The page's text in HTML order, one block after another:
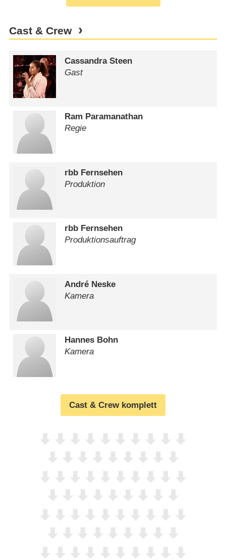
Cast & Crew
Cassandra Steen
Gast
Ram Paramanathan
Regie
rbb Fernsehen
Produktion
rbb Fernsehen
Produktionsauftrag
André Neske
Kamera
Hannes Bohn
Kamera
Cast & Crew komplett